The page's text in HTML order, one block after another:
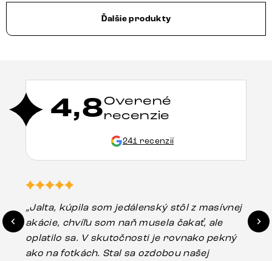
Ďalšie produkty
4,8Overené
recenzie
241 recenzií
„Jalta, kúpila som jedálenský stôl z masívnej
akácie, chvíľu som naň musela čakať, ale
oplatilo sa. V skutočnosti je rovnako pekný
ako na fotkách. Stal sa ozdobou našej